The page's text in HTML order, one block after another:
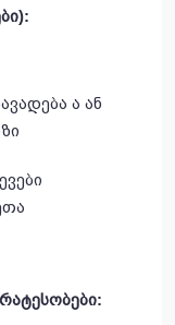
):
ა ან
: